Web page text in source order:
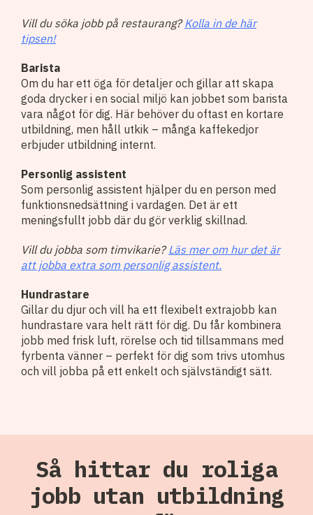
Vill du söka jobb på restaurang?Kolla in de här
tipsen!
Barista
Om du har ett öga för detaljer och gillar att skapa
goda drycker i en social miljö kan jobbet som barista
vara något för dig. Här behöver du oftast en kortare
utbildning, men håll utkik – många kaffekedjor
erbjuder utbildning internt.
Personlig assistent
Som personlig assistent hjälper du en person med
funktionsnedsättning i vardagen. Det är ett
meningsfullt jobb där du gör verklig skillnad.
Vill du jobba som timvikarie?Läs mer om hur det är
att jobba extra som personlig assistent.
Hundrastare
Gillar du djur och vill ha ett flexibelt extrajobb kan
hundrastare vara helt rätt för dig. Du får kombinera
jobb med frisk luft, rörelse och tid tillsammans med
fyrbenta vänner – perfekt för dig som trivs utomhus
och vill jobba på ett enkelt och självständigt sätt.
Så hittar du roliga
jobb utan utbildning